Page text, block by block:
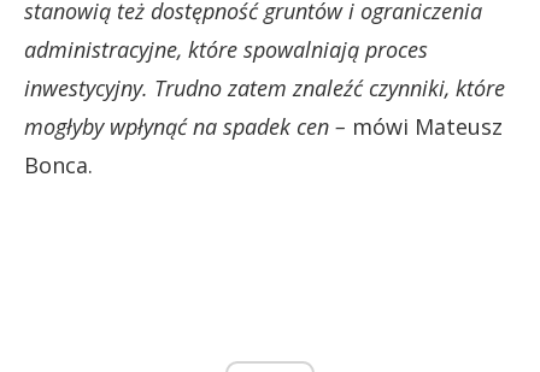
stanowią też dostępność gruntów i ograniczenia
administracyjne, które spowalniają proces
inwestycyjny. Trudno zatem znaleźć czynniki, które
mogłyby wpłynąć na spadek cen – mówi Mateusz
Bonca.